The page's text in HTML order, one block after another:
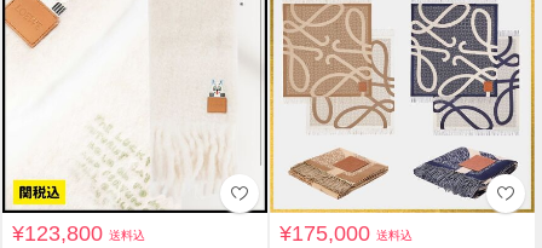
¥123,800送料込 ¥175,000送料込